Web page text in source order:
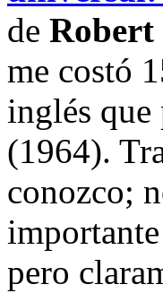
de Robert
me costó
inglés que
(1964).
conozco;
pero